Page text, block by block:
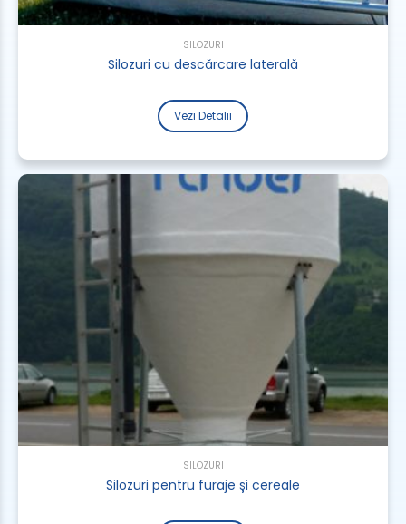
SILOZURI
Silozuri cu descărcare laterală
Vezi Detalii
SILOZURI
Silozuri pentru furaje și cereale